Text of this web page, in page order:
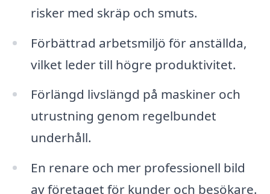
risker med skräp och smuts.
Förbättrad arbetsmiljö för anställda,
vilket leder till högre produktivitet.
Förlängd livslängd på maskiner och
utrustning genom regelbundet
underhåll.
En renare och mer professionell bild
av företaget för kunder och besökare.